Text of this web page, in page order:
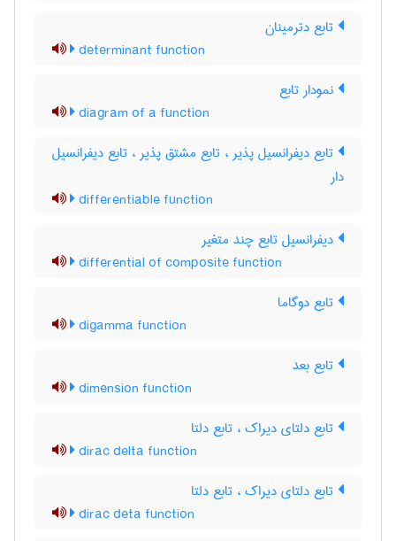
تابع دترمینان
determinant function
نمودار تابع
diagram of a function
تابع دیفرانسیل پذیر ، تابع مشتق پذیر ، تابع دیفرانسیل
دار
differentiable function
دیفرانسیل تابع چند متغیر
differential of composite function
تابع دوگاما
digamma function
تابع بعد
dimension function
تابع دلتای دیراک ، تابع دلتا
dirac delta function
تابع دلتای دیراک ، تابع دلتا
dirac deta function